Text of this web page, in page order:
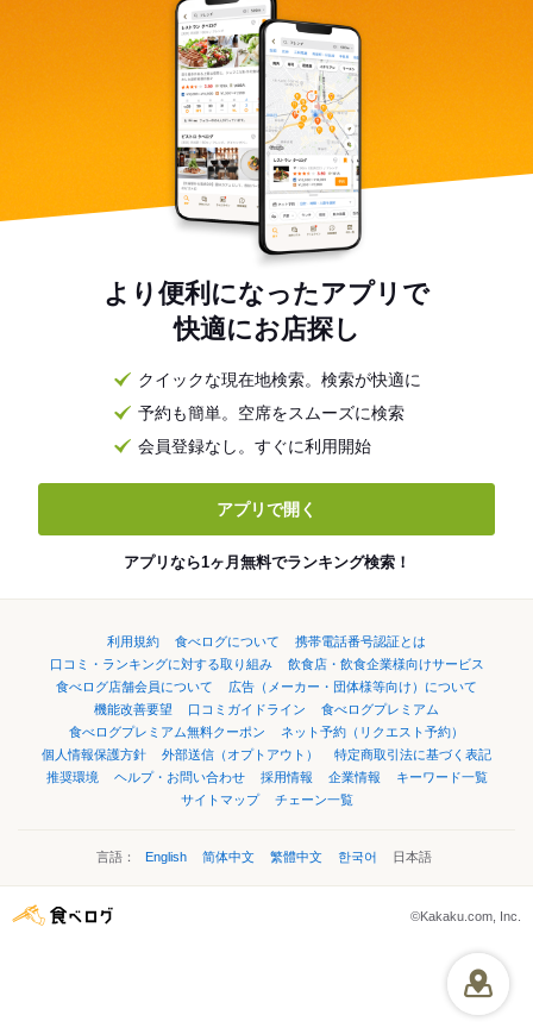
より便利になったアプリで
快適にお店探し
クイックな現在地検索。検索が快適に
予約も簡単。空席をスムーズに検索
会員登録なし。すぐに利用開始
アプリで開く
アプリなら1ヶ月無料でランキング検索！
利用規約 食べログについて
携帯電話番号認証とは
口コミ・ランキングに対する取り組み
飲食店・飲食企業様向けサービス
食べログ店舗会員について
広告（メーカー・団体様等向け）について
機能改善要望
口コミガイドライン
食べログプレミアム
食べログプレミアム無料クーポン
ネット予約（リクエスト予約）
個人情報保護方針
外部送信（オプトアウト）
特定商取引法に基づく表記
推奨環境
ヘルプ・お問い合わせ 採用情報 企業情報
キーワード一覧
サイトマップ
チェーン一覧
言語： English 简体中文 繁體中文 한국어 日本語
©Kakaku.com, Inc.